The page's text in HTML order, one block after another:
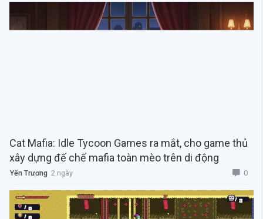
Cat Mafia: Idle Tycoon Games ra mắt, cho game thủ
xây dựng đế chế mafia toàn mèo trên di động
Yến Trương 2 ngày 0